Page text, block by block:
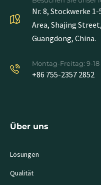
Nr. 8, Stockwerke
Area, Shajing
Guangdong, China.
Montag-Freitag: 9-18
+86 755-2357 2852
Über uns
Lösungen
Qualität